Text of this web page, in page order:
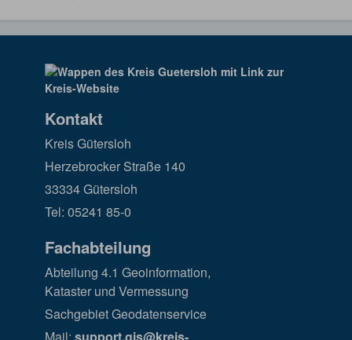
Kontakt
Kreis Gütersloh
Herzebrocker Straße 140
33334 Gütersloh
Tel: 05241 85-0
Fachabteilung
Abteilung 4.1 Geoinformation,
Kataster und Vermessung
Sachgebiet Geodatenservice